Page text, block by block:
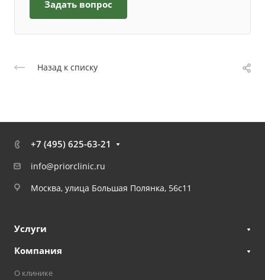
Задать вопрос
Назад к списку
+7 (495) 625-63-21
info@priorclinic.ru
Москва, улица Большая Полянка, 56с11
Услуги
Компания
О клинике